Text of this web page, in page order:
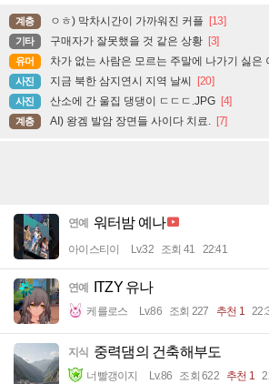
계층 ㅇㅎ) 막차시간이 가까워진 커플 [13]
기타 구매자가 잘못했을 것 같은 상황 [3]
유머 차가 없는 사람은 모르는 주말에 나가기 싫은
사진 지금 북한 삼지연시 지역 날씨 [20]
사진 산소에 간 울집 댕댕이 ㄷㄷㄷ.JPG [4]
계층 AI) 왕겜 발암 장면들 사이다 치료. [7]
연예 워터밤 예나
아이스티이 Lv.32 조회 41 22:41
연예 ITZY 유나
케를로스 Lv.86 조회 227 추천 1
지식 중력댐의 건축해부도
너빨갱이지 Lv.86 조회 622 추천 1